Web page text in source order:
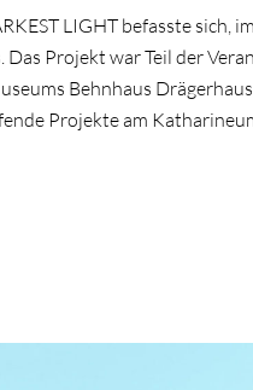
LIGHT befasste sich,
Das Projekt war Teil der
Behnhaus
Projekte am